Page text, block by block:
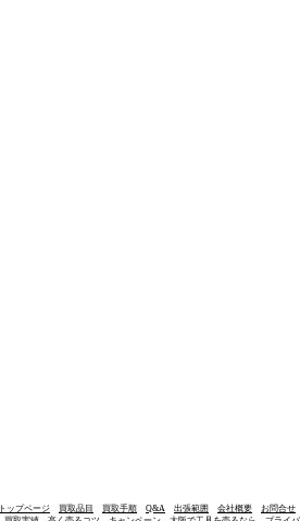
トップページ 買取品目 買取手順 Q&A 出張範囲 会社概要 お問合せ